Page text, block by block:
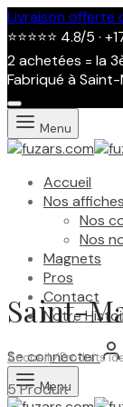
Livraison offerte
⭐⭐⭐⭐⭐ 4.8/5 ·
2 achetées = la
Fabriqué à
Menu
Accueil
Nos affiches
Nos
Nos
Magnets
Pros
Contact
Notre
Se connecter
Menu
Saint-
Accueil/Produits
5 Produit